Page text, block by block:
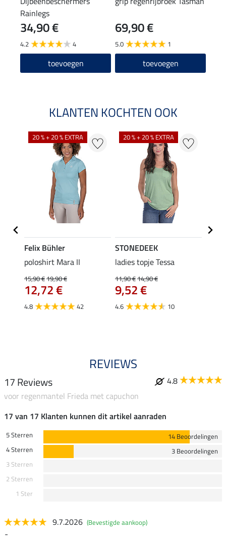
Rainlegs
34,90 €
4.2 4
toevoegen
69,90 €
5.0 1
toevoegen
KLANTEN KOCHTEN OOK
20 % + 20 % EXTRA
Felix Bühler
poloshirt Mara II
15,90 €19,90 €
12,72 €
4.8 42
20 % + 20 % EXTRA
STONEDEEK
ladies topje Tessa
11,90 €14,90 €
9,52 €
4.6 10
REVIEWS
17 Reviews
4.8
voor regenmantel Frieda met capuchon
17 van 17 Klanten kunnen dit artikel aanraden
5 Sterren
14 Beoordelingen
4 Sterren
3 Beoordelingen
3 Sterren
2 Sterren
1 Ster
9.7.2026 (Bevestigde aankoop)
-